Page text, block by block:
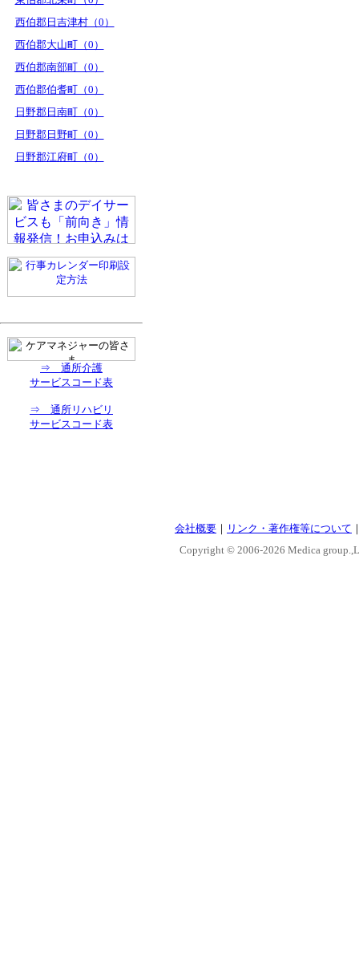
西伯郡日吉津村（0）
西伯郡大山町（0）
西伯郡南部町（0）
西伯郡伯耆町（0）
日野郡日南町（0）
日野郡日野町（0）
日野郡江府町（0）
⇒ 通所介護
サービスコード表
⇒ 通所リハビリ
サービスコード表
会社概要 ｜ リンク・著作権等について
Copyright © 2006-2026 Medica